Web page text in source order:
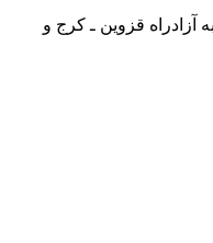
قزوین ـ کرج و